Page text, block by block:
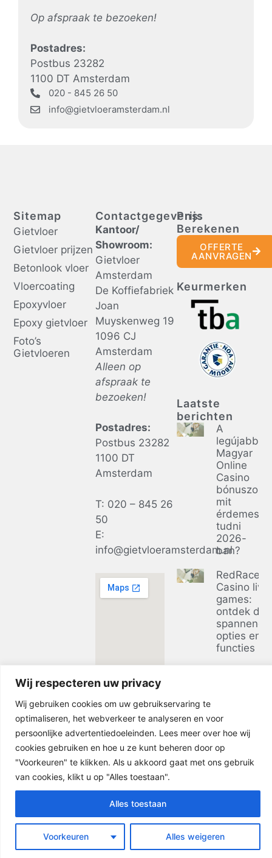
Wij respecteren uw privacy
Wij gebruiken cookies om uw gebruikservaring te
optimaliseren, het webverkeer te analyseren en voor
persoonlijke advertentiedoeleinden. Lees meer over hoe wij
cookies gebruiken en hoe u ze kunt beheren door op
"Voorkeuren" te klikken. Als u akkoord gaat met ons gebruik
van cookies, klikt u op "Alles toestaan".
Voorkeuren Alles weigeren
Alles toestaan
Op afspraak te bezoeken!
Postadres:
Postbus 23282
1100 DT Amsterdam
020 - 845 26 50
info@gietvloeramsterdam.nl
Sitemap
Gietvloer
Gietvloer prijzen
Betonlook vloer
Vloercoating
Epoxyvloer
Epoxy gietvloer
Foto’s
Gietvloeren
Contactgegevens:
Kantoor/
Showroom:
Gietvloer
Amsterdam
De Koffiefabriek
Joan
Muyskenweg 19
1096 CJ
Amsterdam
Alleen op
afspraak te
bezoeken!
Postadres:
Postbus 23282
1100 DT
Amsterdam
T: 020 – 845 26
50
E:
info@gietvloeramsterdam.nl
Prijs
Berekenen
OFFERTE
AANVRAGEN
Keurmerken
Laatste
berichten
A
legújabb
Magyar
Online
Casino
bónuszok:
mit
érdemes
tudni
2026-
ban?
RedRacer
Casino live
games:
ontdek de
opties en
functies
in 2026
© 2026 -Gietvloer Amsterdam|Sitemap